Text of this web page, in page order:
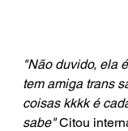
"Não duvido, ela
tem amiga trans
coisas kkkk é
sabe" Citou